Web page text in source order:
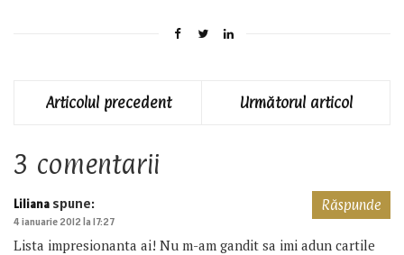
Articolul precedent Următorul articol
3 comentarii
Liliana spune:
4 ianuarie 2012 la 17:27
Lista impresionanta ai! Nu m-am gandit sa imi adun cartile
Răspunde